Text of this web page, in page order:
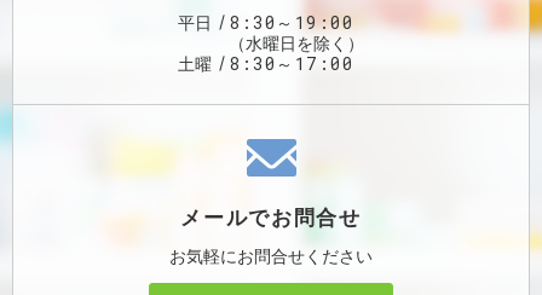
平日 8:30～19:00
（水曜日を除く）
土曜
8:30～17:00
メールでお問合せ
お気軽にお問合せください